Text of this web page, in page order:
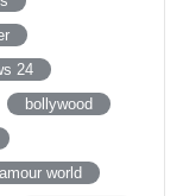
24
bollywood
world